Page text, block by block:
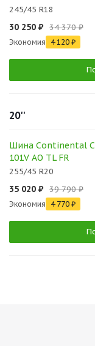
245/45 R18
30 250 ₽ 34 370 ₽
Экономия 4 120 ₽
20''
Шина Continental
101V AO TL FR
255/45 R20
35 020 ₽ 39 790 ₽
Экономия 4 770 ₽